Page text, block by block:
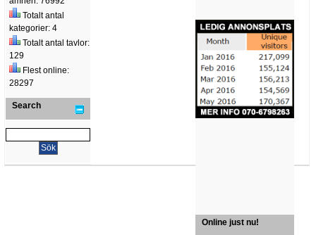
Online just nu!
Totalt antal
kategorier: 4
Totalt antal tavlor:
129
Flest online:
28297
Search